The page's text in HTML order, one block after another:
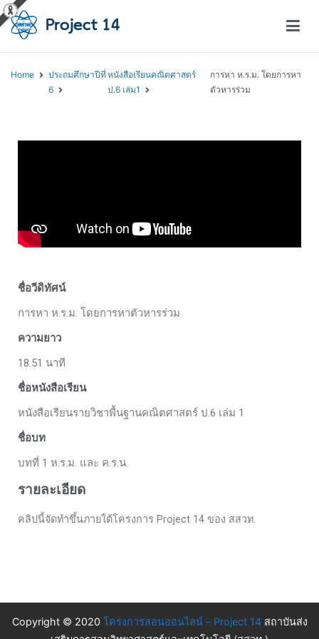
Home
ประถมศึกษาปีที่
6
หนังสือเรียนคณิตศาสตร์
ป.6 เล่ม1
การหา ห.ร.ม. โดยการหา
ตัวหารร่วม
ชื่อวีดิทัศน์
การหา ห.ร.ม. โดยการหาตัวหารร่วม
ความยาว
18.51 นาที
ชื่อหนังสือเรียน
หนังสือเรียนรายวิชาพื้นฐานคณิตศาสตร์ ป.6 เล่ม 1
ชื่อบท
บทที่ 1 ห.ร.ม. และ ค.ร.น.
รายละเอียด
คลิปนี้จัดทำขึ้นภายใต้โครงการ Project 14 ของ สสวท.
Copyright © 2020 โครงการสอนออนไลน์ – Project 14สถาบันส่ง